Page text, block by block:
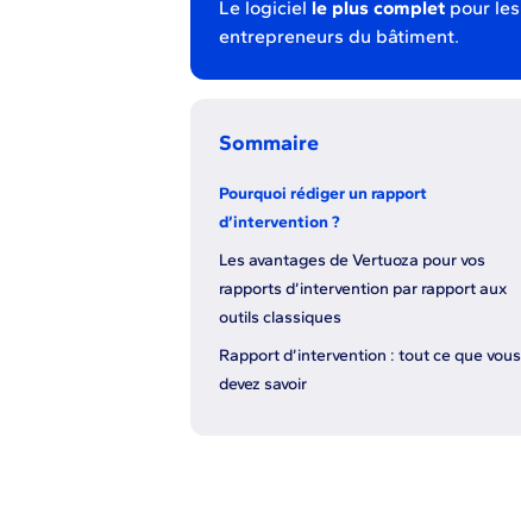
Le logiciel le plus complet pour les
entrepreneurs du bâtiment.
Sommaire
Pourquoi rédiger un rapport
d’intervention ?
Les avantages de Vertuoza pour vos
rapports d’intervention par rapport aux
outils classiques
Rapport d’intervention : tout ce que vous
devez savoir